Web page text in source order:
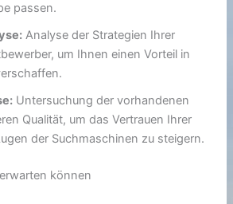
passen.
Analyse der Strategien Ihrer
um Ihnen einen Vorteil in
Untersuchung der vorhandenen
Qualität, um das Vertrauen Ihrer
der Suchmaschinen zu steigern.
können